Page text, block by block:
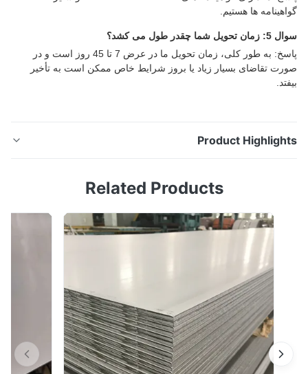
ها هستیم.
چقدر طول می کشد؟
پاسخ: به طور کلی، زمان تحویل ما در عرض 7 تا 45 روز است و در
تقاضای بسیار زیاد یا بروز شرایط خاص ممکن است به تأخیر
Product
صاف، انعطاف پذیری بالا، استحکام و مقاومت مکانیکی بالا
هستند. آنها مقاومت عالی در برابر خوردگی اسید، گازهای
قلیایی، محلول ها و سایر محیط ها را ارائه می ده...
Related Products